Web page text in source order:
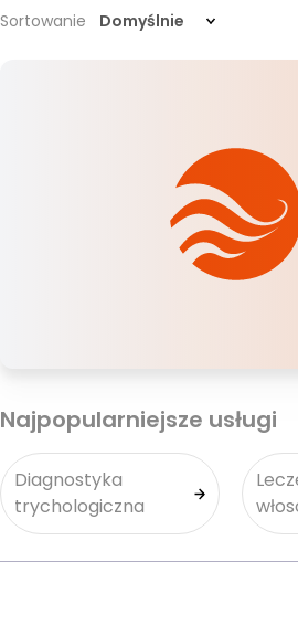
Sortowanie Domyślnie
Najpopularniejsze usługi
Diagnostyka
trychologiczna